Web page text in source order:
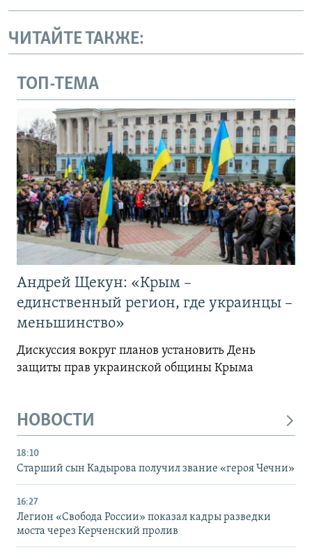
ЧИТАЙТЕ ТАКЖЕ:
ТОП-ТЕМА
Андрей Щекун: «Крым –
единственный регион, где украинцы –
меньшинство»
Дискуссия вокруг планов установить День
защиты прав украинской общины Крыма
НОВОСТИ
18:10
Старший сын Кадырова получил звание «героя Чечни»
16:27
Легион «Свобода России» показал кадры разведки
моста через Керченский пролив